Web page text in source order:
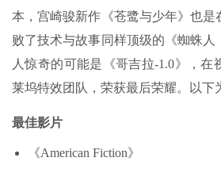
本，宫崎骏新作《苍鹭与少年》也是
败了技术与故事同样顶级的《蜘蛛人
人惊奇的可能是《哥吉拉-1.0》，在
莱坞特效团队，荣获最后荣耀。以下
最佳影片
《American Fiction》